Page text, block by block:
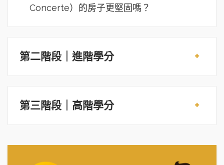
Concerte）的房子更堅固嗎？
第二階段｜進階學分
第三階段｜高階學分